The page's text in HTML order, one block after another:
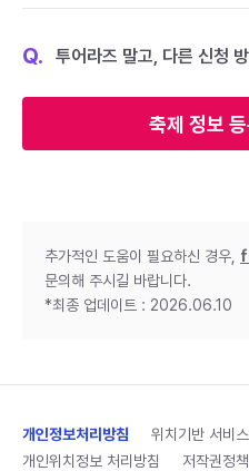
축제 정보
Q. 투어라즈 말고, 다른 신청
추가적인 도움이 필요하신 경우,
문의해 주시길 바랍니다.
*최종 업데이트 : 2026.06.10
개인정보처리방침
위치기반 서비
개인위치정보 처리방침
저작권정책